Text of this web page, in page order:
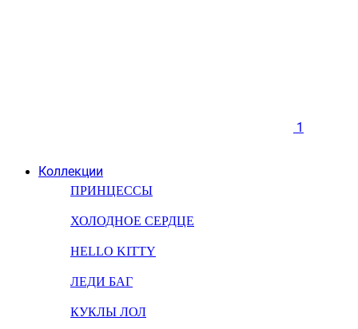
Коллекции
ПРИНЦЕССЫ
ХОЛОДНОЕ СЕРДЦЕ
HELLO KITTY
ЛЕДИ БАГ
КУКЛЫ ЛОЛ
1